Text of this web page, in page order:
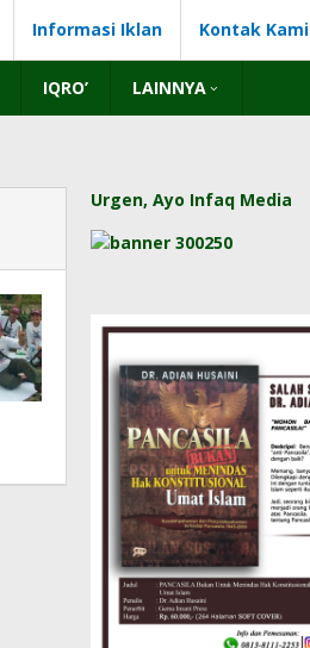
Informasi Iklan Kontak Kami
IQRO’ LAINNYA
Urgen, Ayo Infaq Media